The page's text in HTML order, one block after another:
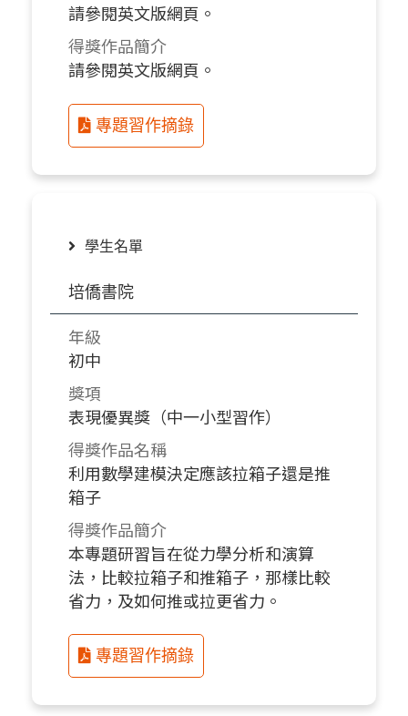
請參閱英文版網頁。
得獎作品簡介
請參閱英文版網頁。
專題習作摘錄
學生名單
培僑書院
年級
初中
獎項
表現優異獎（中一小型習作）
得獎作品名稱
利用數學建模決定應該拉箱子還是推
箱子
得獎作品簡介
本專題研習旨在從力學分析和演算
法，比較拉箱子和推箱子，那樣比較
省力，及如何推或拉更省力。
專題習作摘錄